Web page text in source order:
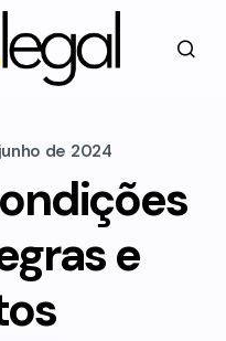
de 2024
e